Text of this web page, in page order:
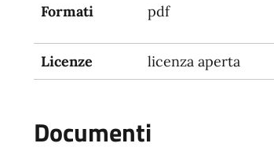
Formati
pdf
Licenze licenza aperta
Documenti